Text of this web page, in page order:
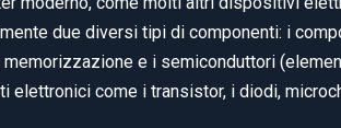
due diversi tipi di componenti: i
e i semiconduttori
elettronici come i transistor, i diodi,